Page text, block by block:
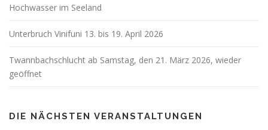
Hochwasser im Seeland
Unterbruch Vinifuni 13. bis 19. April 2026
Twannbachschlucht ab Samstag, den 21. März 2026, wieder
geöffnet
DIE NÄCHSTEN VERANSTALTUNGEN